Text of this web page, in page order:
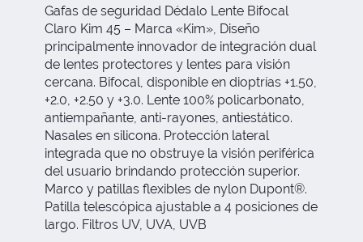
Gafas de seguridad Dédalo Lente Bifocal
Claro Kim 45 – Marca «Kim», Diseño
principalmente innovador de integración dual
de lentes protectores y lentes para visión
cercana. Bifocal, disponible en dioptrías +1.50,
+2.0, +2.50 y +3.0. Lente 100% policarbonato,
antiempañante, anti-rayones, antiestático.
Nasales en silicona. Protección lateral
integrada que no obstruye la visión periférica
del usuario brindando protección superior.
Marco y patillas flexibles de nylon Dupont®.
Patilla telescópica ajustable a 4 posiciones de
largo. Filtros UV, UVA, UVB